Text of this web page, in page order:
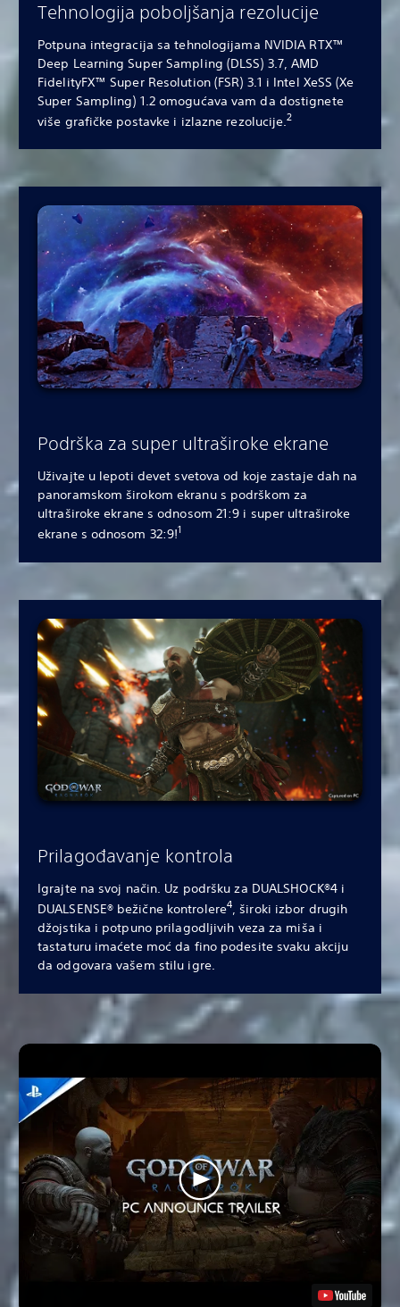
Tehnologija poboljšanja rezolucije
Potpuna integracija sa tehnologijama NVIDIA RTX™
Deep Learning Super Sampling (DLSS) 3.7, AMD
FidelityFX™ Super Resolution (FSR) 3.1 i Intel XeSS (Xe
Super Sampling) 1.2 omogućava vam da dostignete
više grafičke postavke i izlazne rezolucije.2
Podrška za super ultraširoke ekrane
Uživajte u lepoti devet svetova od koje zastaje dah na
panoramskom širokom ekranu s podrškom za
ultraširoke ekrane s odnosom 21:9 i super ultraširoke
ekrane s odnosom 32:9!1
Prilagođavanje kontrola
Igrajte na svoj način. Uz podršku za DUALSHOCK®4 i
DUALSENSE® bežične kontrolere4, široki izbor drugih
džojstika i potpuno prilagodljivih veza za miša i
tastaturu imaćete moć da fino podesite svaku akciju
da odgovara vašem stilu igre.